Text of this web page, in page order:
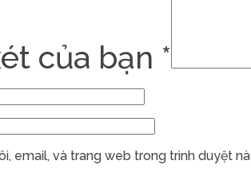
của bạn *
email, và trang web trong trình duyệt